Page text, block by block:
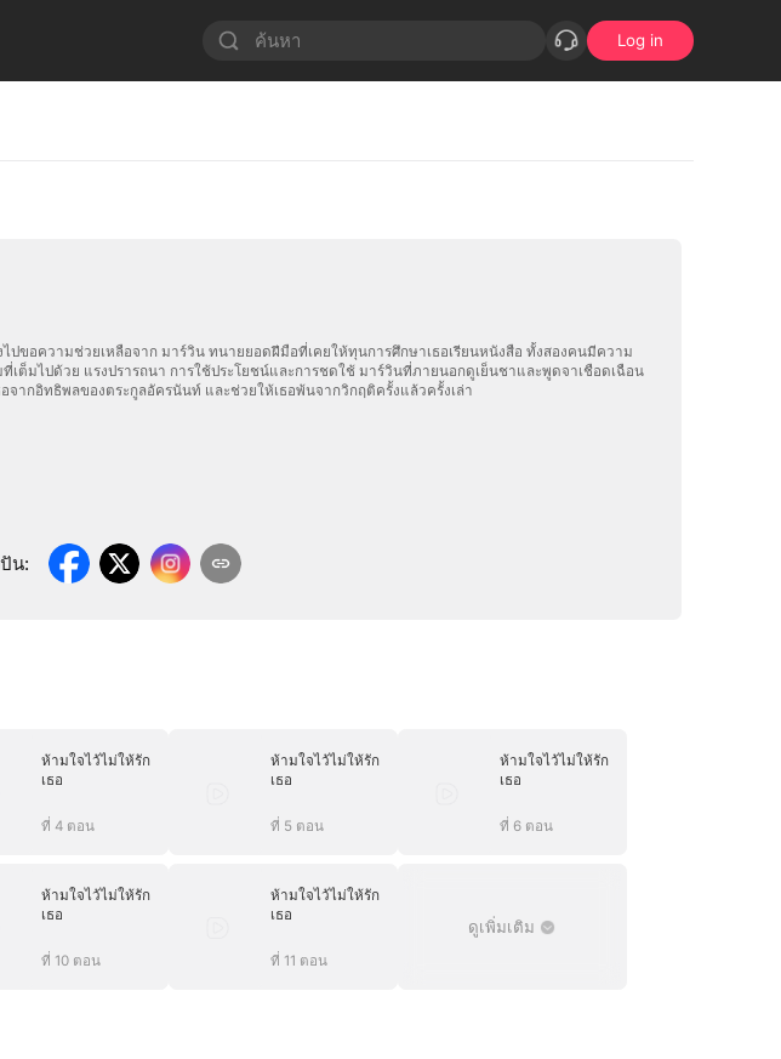
Log in
ปขอความช่วยเหลือจาก มาร์วิน ทนายยอดฝีมือที่เคยให้ทุนการศึกษาเธอเรียนหนังสือ ทั้งสองคนมีความ
ต็มไปด้วย แรงปรารถนา การใช้ประโยชน์และการชดใช้ มาร์วินที่ภายนอกดูเย็นชาและพูดจาเชือดเฉือน
ากอิทธิพลของตระกูลอัครนันท์ และช่วยให้เธอพ้นจากวิกฤติครั้งแล้วครั้งเล่า
น:
ห้ามใจไว้ไม่ให้รัก
เธอ
ที่ 4 ตอน
ห้ามใจไว้ไม่ให้รัก
เธอ
ที่ 5 ตอน
ห้ามใจไว้ไม่ให้รัก
เธอ
ที่ 6 ตอน
ห้ามใจไว้ไม่ให้รัก
เธอ
ที่ 10 ตอน
ห้ามใจไว้ไม่ให้รัก
เธอ
ที่ 11 ตอน
ดูเพิ่มเติม